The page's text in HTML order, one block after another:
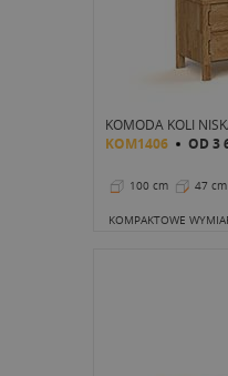
KOMODA KOLI
KOM1406 OD 3
100 cm 47 cm